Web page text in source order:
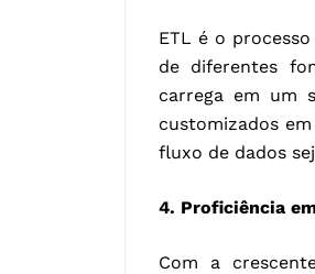
ETL é o
de diferentes
carrega em um
customizados
fluxo de dados
4. Proficiência
Com a